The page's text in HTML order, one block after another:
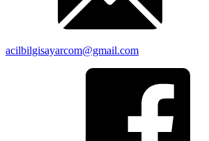
acilbilgisayarcom@gmail.com